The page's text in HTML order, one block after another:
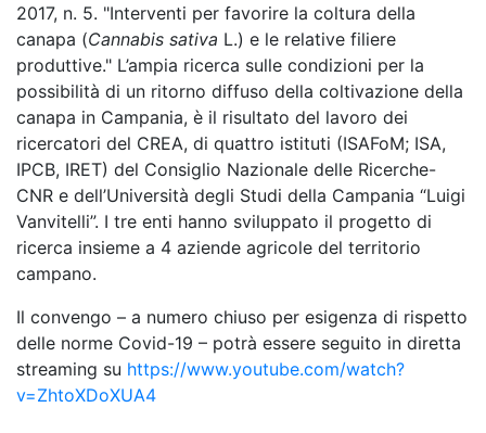
2017, n. 5. "Interventi per favorire la coltura della
canapa (Cannabis sativa L.) e le relative filiere
produttive." L’ampia ricerca sulle condizioni per la
possibilità di un ritorno diffuso della coltivazione della
canapa in Campania, è il risultato del lavoro dei
ricercatori del CREA, di quattro istituti (ISAFoM; ISA,
IPCB, IRET) del Consiglio Nazionale delle Ricerche-
CNR e dell’Università degli Studi della Campania “Luigi
Vanvitelli”. I tre enti hanno sviluppato il progetto di
ricerca insieme a 4 aziende agricole del territorio
campano.
Il convengo – a numero chiuso per esigenza di rispetto
delle norme Covid-19 – potrà essere seguito in diretta
streaming su https://www.youtube.com/watch?
v=ZhtoXDoXUA4